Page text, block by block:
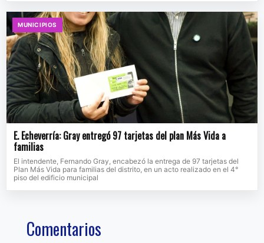
MUNICIPIOS
E. Echeverría: Gray entregó 97 tarjetas del plan Más Vida a
familias
El intendente, Fernando Gray, encabezó la entrega de 97 tarjetas del
Plan Más Vida para familias del distrito, en un acto realizado en el 4°
piso del edificio municipal
Comentarios